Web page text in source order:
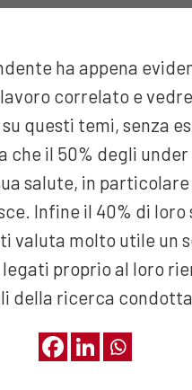
ha appena
correlato e
su questi temi, senza
che il 50% degli
salute, in
Infine il 40% di
valuta molto utile un
proprio al loro
della ricerca condotta